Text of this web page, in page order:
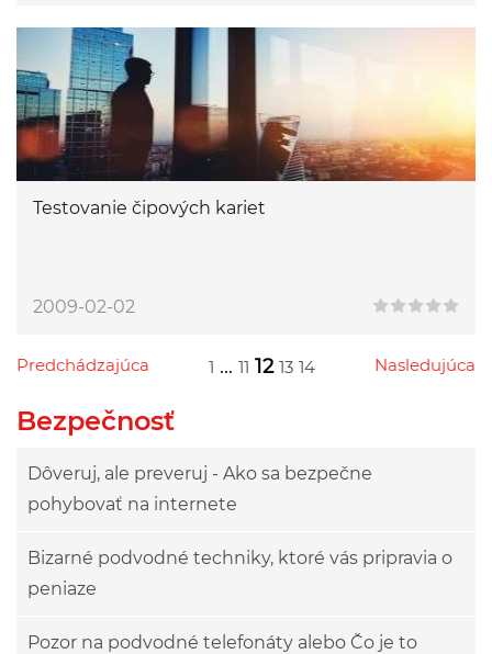
Testovanie čipových kariet
2009-02-02
Predchádzajúca
Przejdź do poprzedniej strony 1 ... 11 12 13 14 Nasledujúca
Przejdź do następnej strony
Bezpečnosť
Dôveruj, ale preveruj - Ako sa bezpečne
pohybovať na internete
Bizarné podvodné techniky, ktoré vás pripravia o
peniaze
Pozor na podvodné telefonáty alebo Čo je to